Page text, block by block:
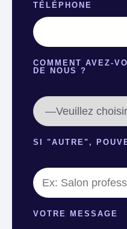
TÉLÉPHONE
COMMENT AVEZ-
DE NOUS ?
SI "AUTRE",
VOTRE MESSAGE